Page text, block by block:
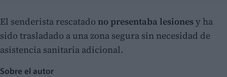
El senderista rescatado no presentaba lesionesy ha
sido trasladado a una zona segura sin necesidad de
asistencia sanitaria adicional.
Sobre el autor